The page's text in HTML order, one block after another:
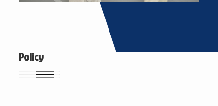
Policy